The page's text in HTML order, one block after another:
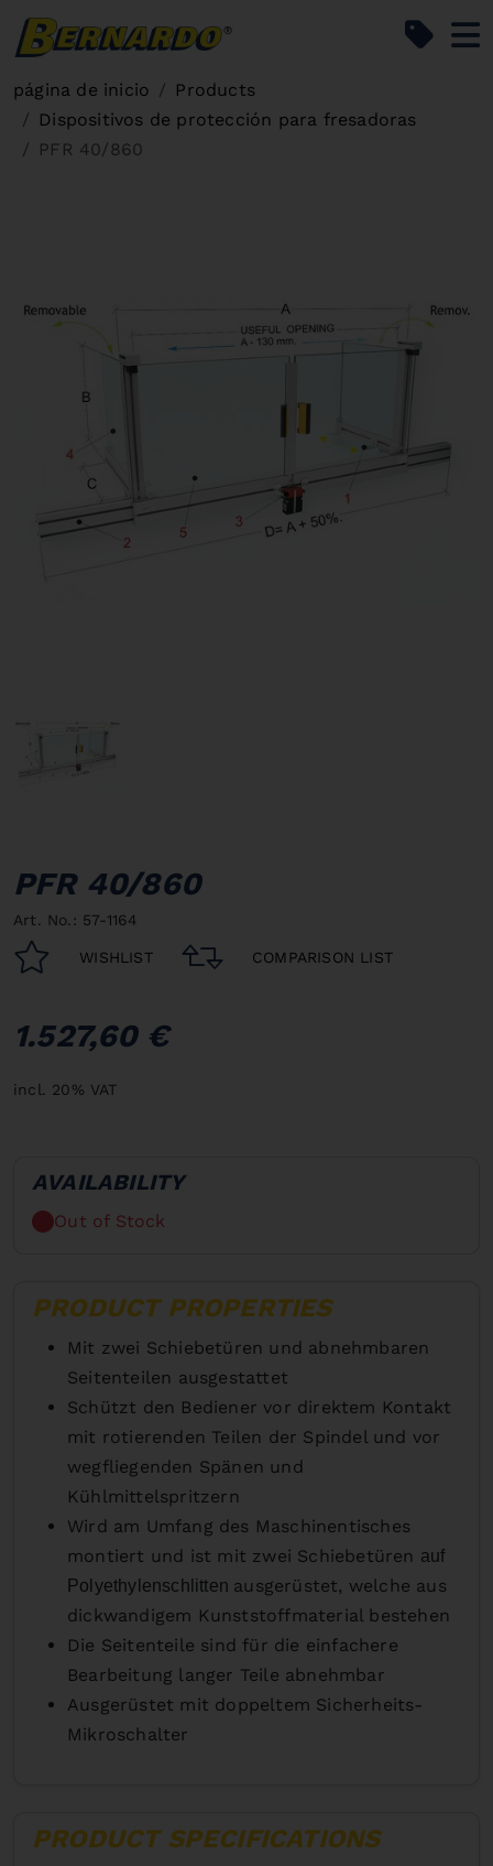
página de inicio
Products
Dispositivos de protección para fresadoras
PFR 40/860
PFR 40/860
Art. No.: 57-1164
WISHLIST COMPARISON LIST
1.527,60 €
incl. 20% VAT
AVAILABILITY
Out of Stock
PRODUCT PROPERTIES
Mit zwei Schiebetüren und abnehmbaren
Seitenteilen ausgestattet
Schützt den Bediener vor direktem Kontakt
mit rotierenden Teilen der Spindel und vor
wegfliegenden Spänen und
Kühlmittelspritzern
Wird am Umfang des Maschinentisches
montiert und ist mit zwei Schiebetüren auf
Polyethylenschlitten ausgerüstet, welche aus
dickwandigem Kunststoffmaterial bestehen
Die Seitenteile sind für die einfachere
Bearbeitung langer Teile abnehmbar
Ausgerüstet mit doppeltem Sicherheits-
Mikroschalter
PRODUCT SPECIFICATIONS